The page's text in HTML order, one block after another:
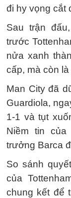
đi hy vọng cắt
Sau trận
trước
nửa xanh
cấp, mà còn
Man City đã
Guardiola,
1-1 và tụt
Niềm tin
trưởng Barca
So sánh
của
chung kết để